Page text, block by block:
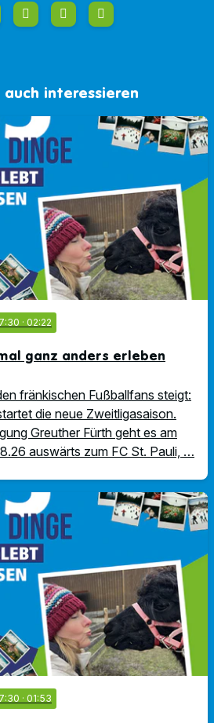
interessieren
· 02:22
ganz anders erleben
fränkischen Fußballfans steigt:
die neue Zweitligasaison.
Greuther Fürth geht es am
auswärts zum FC St. Pauli, …
· 01:53